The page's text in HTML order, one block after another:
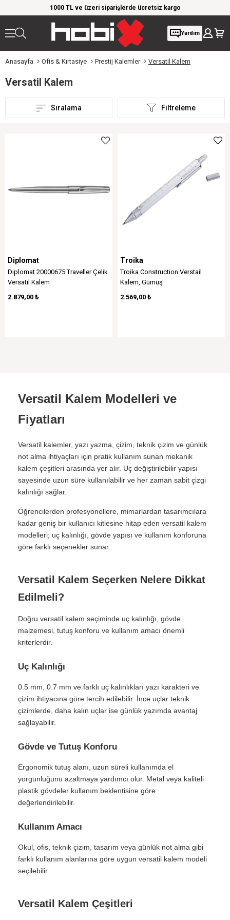
1000 TL ve üzeri siparişlerde ücretsiz kargo
Yardım
Anasayfa Ofis & Kırtasiye Prestij Kalemler Versatil Kalem
Versatil Kalem
Filtreleme
Sıralama
Diplomat
Diplomat 20000675 Traveller Çelik
Versatil Kalem
2.879,00 ₺
Troika
Troika Construction Verstail
Kalem, Gümüş
2.569,00 ₺
Versatil Kalem Modelleri ve
Fiyatları
Versatil kalemler, yazı yazma, çizim, teknik çizim ve günlük
not alma ihtiyaçları için pratik kullanım sunan mekanik
kalem çeşitleri arasında yer alır. Uç değiştirilebilir yapısı
sayesinde uzun süre kullanılabilir ve her zaman sabit çizgi
kalınlığı sağlar.
Öğrencilerden profesyonellere, mimarlardan tasarımcılara
kadar geniş bir kullanıcı kitlesine hitap eden versatil kalem
modelleri; uç kalınlığı, gövde yapısı ve kullanım konforuna
göre farklı seçenekler sunar.
Versatil Kalem Seçerken Nelere Dikkat
Edilmeli?
Doğru versatil kalem seçiminde uç kalınlığı, gövde
malzemesi, tutuş konforu ve kullanım amacı önemli
kriterlerdir.
Uç Kalınlığı
0.5 mm, 0.7 mm ve farklı uç kalınlıkları yazı karakteri ve
çizim ihtiyacına göre tercih edilebilir. İnce uçlar teknik
çizimlerde, daha kalın uçlar ise günlük yazımda avantaj
sağlayabilir.
Gövde ve Tutuş Konforu
Ergonomik tutuş alanı, uzun süreli kullanımda el
yorgunluğunu azaltmaya yardımcı olur. Metal veya kaliteli
plastik gövdeler kullanım beklentisine göre
değerlendirilebilir.
Kullanım Amacı
Okul, ofis, teknik çizim, tasarım veya günlük not alma gibi
farklı kullanım alanlarına göre uygun versatil kalem modeli
seçilebilir.
Versatil Kalem Çeşitleri